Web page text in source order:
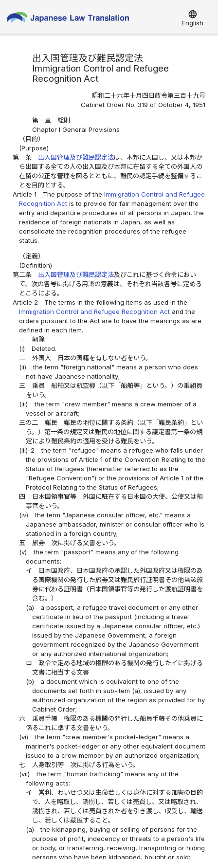
language
English
出入国管理及び難民認定法
Immigration Control and Refugee
Recognition Act
昭和二十六年十月四日政令第三百十九号
Cabinet Order No. 319 of October 4, 1951
第一章 総則
Chapter I General Provisions
（目的）
(Purpose)
第一条
出入国管理及び難民認定法は、本邦に入国し、又は本邦か
ら出国する全ての人の出入国及び本邦に在留する全ての外国人の
在留の公正な管理を図るとともに、難民の認定手続を整備するこ
とを目的とする。
Article 1
The purpose of theImmigration Control and Refugee
Recognition Act is to provide for fair management over the
entry and departure procedures of all persons in Japan, the
residence of foreign nationals in Japan, as well as
consolidate the recognition procedures of the refugee
status.
（定義）
(Definition)
第二条
出入国管理及び難民認定法及びこれに基づく命令におい
て、次の各号に掲げる用語の意義は、それぞれ当該各号に定める
ところによる。
Article 2
The terms in the following items as used in the
Immigration Control and Refugee Recognition Act and the
orders pursuant to the Act are to have the meanings as are
defined in each item.
一
削除
(i)
Deleted.
二
外国人 日本の国籍を有しない者をいう。
(ii)
the term "foreign national" means a person who does
not have Japanese nationality;
三
乗員 船舶又は航空機（以下「船舶等」という。）の乗組員
をいう。
(iii)
the term "crew member" means a crew member of a
vessel or aircraft;
三の二
難民 難民の地位に関する条約（以下「難民条約」とい
う。）第一条の規定又は難民の地位に関する議定書第一条の規
定により難民条約の適用を受ける難民をいう。
(iii)-2
the term "refugee" means a refugee who falls under
the provisions of Article 1 of the Convention Relating to the
Status of Refugees (hereinafter referred to as the
"Refugee Convention") or the provisions of Article 1 of the
Protocol Relating to the Status of Refugees;
四
日本国領事官等 外国に駐在する日本国の大使、公使又は領
事官をいう。
(iv)
the term "Japanese consular officer, etc." means a
Japanese ambassador, minister or consular officer who is
stationed in a foreign country;
五
旅券 次に掲げる文書をいう。
(v)
the term "passport" means any of the following
documents:
イ
日本国政府、日本国政府の承認した外国政府又は権限のあ
る国際機関の発行した旅券又は難民旅行証明書その他当該旅
券に代わる証明書（日本国領事官等の発行した渡航証明書を
含む。）
(a)
a passport, a refugee travel document or any other
certificate in lieu of the passport (including a travel
certificate issued by a Japanese consular officer, etc.)
issued by the Japanese Government, a foreign
government recognized by the Japanese Government
or any authorized international organization;
ロ
政令で定める地域の権限のある機関の発行したイに掲げる
文書に相当する文書
(b)
a document which is equivalent to one of the
documents set forth in sub-item (a), issued by any
authorized organization of the region as provided for by
Cabinet Order;
六
乗員手帳 権限のある機関の発行した船員手帳その他乗員に
係るこれに準ずる文書をいう。
(vi)
the term "crew member's pocket-ledger" means a
mariner's pocket-ledger or any other equivalent document
issued to a crew member by an authorized organization;
七
人身取引等 次に掲げる行為をいう。
(vii)
the term "human trafficking" means any of the
following acts:
イ
営利、わいせつ又は生命若しくは身体に対する加害の目的
で、人を略取し、誘拐し、若しくは売買し、又は略取され、
誘拐され、若しくは売買された者を引き渡し、収受し、輸送
し、若しくは蔵匿すること。
(a)
the kidnapping, buying or selling of persons for the
purpose of profit, indecency or threats to a person's life
or body, or transferring, receiving, transporting or hiding
persons who have been kidnapped, bought or sold;